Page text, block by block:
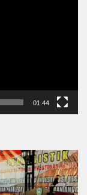
01:44